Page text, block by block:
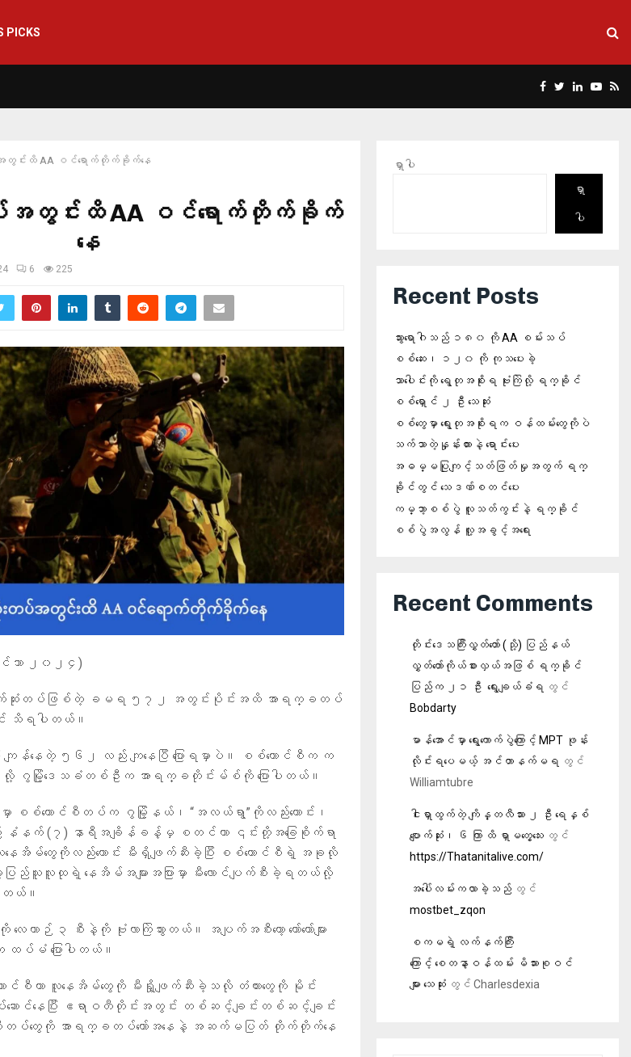
PICKS
Facebook
Twitter
Linkedin
အတွင်းထိ AA ဝင်ရောက်တိုက်ခိုက်နေ
ပ်အတွင်းထိ AA ဝင်ရောက်တိုက်ခိုက်
နေ
6 225
ဘာ ၂၀၂၄)
က်ဆုံးတပ်ဖြစ်တဲ့ ခမရ ၅၇၂ အတွင်းပိုင်းအထိ အာရက္ခတပ်
င်း သိရပါတယ်။
ကျန်နေတဲ့ ၅၆၂ လည်း ကျနေပြီ ပြောရမှာပဲ။ စစ်ကောင်စီက က
ာ” လို့ ဂွမြို့ဒေသခံတစ်ဦးက အာရက္ခတိုင်းမ်စ်ကို ပြောပါတယ်။
စ်ကောင်စီတပ်က ဂွမြို့နယ်၊ “အလယ်ရွာ”ကိုလည်းကောင်း၊
နံနက် (၇) နာရီအချိန်ခန့်မှ စတင်ကာ ၎င်းတို့အခြေစိုက်ရာ
အိမ်တွေကိုလည်းကောင်း မီးရှိဖျက်ဆီးခဲ့ပြီး စစ်ကောင်စီရဲ့ အခုလို
ပြည်သူလူထုရဲ့ နေအိမ်အများအပြားမှာ မီးလောင်ပျက်စီးခဲ့ရတယ်လို့
တယ်။
ာဉ် ၃ စီးနဲ့ကို ဗုံးလာကြဲသွားတယ်။ အပျက်အစီးတော့ တော်တော်များ
ပ်မံ ပြောပါတယ်။
င်စီဟာ လူနေအိမ်တွေကို မီးရှို့ဖျက်ဆီးခဲ့သလို တံတားတွေကို မိုင်း
ာင်နေပြီး ဧရာဝတီတိုင်းအတွင်း တစ်ဆင့်ချင်းတစ်ဆင့်ချင်း
င်စီတပ်တွေကို အာရက္ခတပ်တော်အနေနဲ့ အဆက်မပြတ် တိုက်တိုက်နေ
ရှာပါ
ရှာ
ပါ
Recent Posts
သွားရောဂါသည် ၁၈၀ ကို AA စမ်းသပ်
စစ်ဆေး၊ ၁၂၀ ကို ကုသပေးခဲ့
သာပေါင်းကို ရွေတုအစိုးရ ဗုံးကြဲလို့ ရက္ခိုင်
စစ်ရှောင် ၂ ဦး သေဆုံး
စစ်တွေမှာ ရွေးတုအစိုးရက ဝန်ထမ်းတွေကိုပဲ
သက်သာတဲ့နှုန်းထားနဲ့ ရောင်းပေး
အဓမ္မပြုကျင့်သတ်ဖြတ်မှုအတွက် ရက္
ခိုင်တွင် သေဒဏ်စတင်ပေး
ကမ္ဘာ့စစ်ပွဲ လူသတ်ကွင်းနဲ့ ရက္ခိုင်
စစ်ပွဲအလွန် လူ့အခွင့်အရေး
Recent Comments
တိုင်းဒေသကြီးလွှတ်တော် (သို့) ပြည်နယ်
လွှတ်တော်ကိုယ်စားလှယ်အဖြစ် ရက္ခိုင်
ပြည်က ၂၁ ဦး ‌ ရွေးချယ်ခံရ တွင်
Bobdarty
မာန်အောင်မှာ ရွေးကောက်ပွဲကြောင့် MPT ဖုန်း
လိုင်းရပေမယ့် အင်တာနက်မရ တွင်
Williamtubre
ငါးရှာထွက်တဲ့ ကျိန္တလီသား ၂ ဦး ရေနှစ်
ပျောက်ဆုံး၊ ၆ ကြာ ထိ ရှာမတွေ့သေး တွင်
https://Thatanitalive.com/
အပေါ်လမ်းကလာခဲ့သည် တွင်
mostbet_zqon
စကမရဲ့ လက်နက်ကြီး
ကြောင့် စေတနာ့ဝန်ထမ်း မိသားစုဝင်
များ သေဆုံး တွင် Charlesdexia